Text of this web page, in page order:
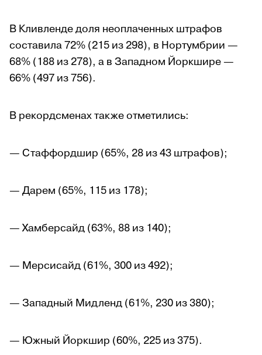
В Кливленде доля неоплаченных штрафов
составила 72% (215 из 298), в Нортумбрии —
68% (188 из 278), а в Западном Йоркшире —
66% (497 из 756).
В рекордсменах также отметились:
— Стаффордшир (65%, 28 из 43 штрафов);
— Дарем (65%, 115 из 178);
— Хамберсайд (63%, 88 из 140);
— Мерсисайд (61%, 300 из 492);
— Западный Мидленд (61%, 230 из 380);
— Южный Йоркшир (60%, 225 из 375).